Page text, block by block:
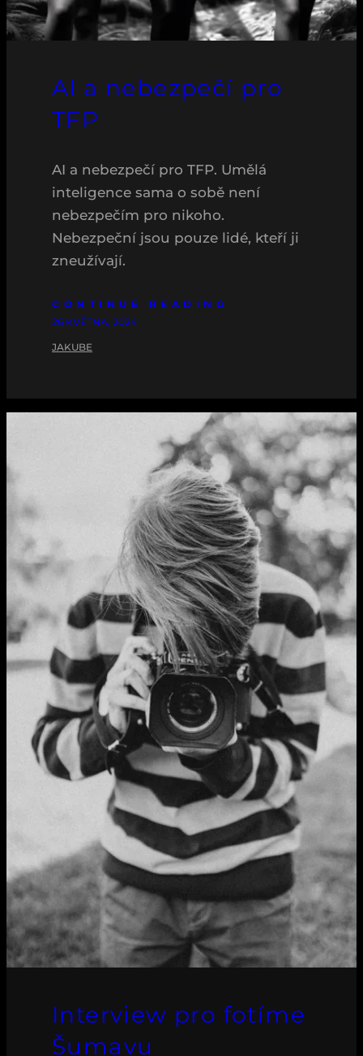
AI a nebezpečí pro
TFP
AI a nebezpečí pro TFP. Umělá
inteligence sama o sobě není
nebezpečím pro nikoho.
Nebezpeční jsou pouze lidé, kteří ji
zneužívají.
CONTINUE READING
26 KVĚTNA, 2024
JAKUBE
Interview pro fotíme
Šumavu